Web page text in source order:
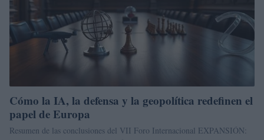
Cómo la IA, la defensa y la geopolítica redefinen el
papel de Europa
Resumen de las conclusiones del VII Foro Internacional EXPANSIÓN: